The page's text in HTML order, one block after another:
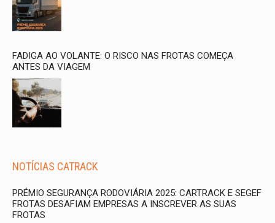
FADIGA AO VOLANTE: O RISCO NAS FROTAS COMEÇA
ANTES DA VIAGEM
NOTÍCIAS CATRACK
PRÉMIO SEGURANÇA RODOVIÁRIA 2025: CARTRACK E SEGEF
FROTAS DESAFIAM EMPRESAS A INSCREVER AS SUAS
FROTAS